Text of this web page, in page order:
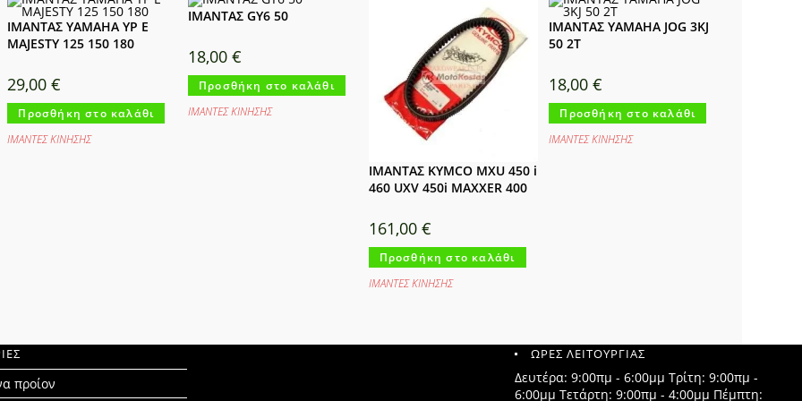
ΙΜΑΝΤΑΣ YAMAHA YP E
MAJESTY 125 150 180
29,00€
Προσθήκη στο καλάθι
ΙΜΑΝΤΕΣ ΚΙΝΗΣΗΣ
ΙΜΑΝΤΑΣ GY6 50
18,00€
Προσθήκη στο καλάθι
ΙΜΑΝΤΕΣ ΚΙΝΗΣΗΣ
ΙΜΑΝΤΑΣ KYMCO MXU 450 i
460 UXV 450i MAXXER 400
161,00 €
Προσθήκη στο καλάθι
ΙΜΑΝΤΕΣ ΚΙΝΗΣΗΣ
ΙΜΑΝΤΑΣ YAMAHA JOG 3KJ
50 2Τ
18,00€
Προσθήκη στο καλάθι
ΙΜΑΝΤΕΣ ΚΙΝΗΣΗΣ
προίον
ΩΡΕΣ ΛΕΙΤΟΥΡΓΙΑΣ
Δευτέρα: 9:00πμ - 6:00μμ Τρίτη: 9:00πμ -
6:00μμ Τετάρτη: 9:00πμ - 4:00μμ Πέμπτη: